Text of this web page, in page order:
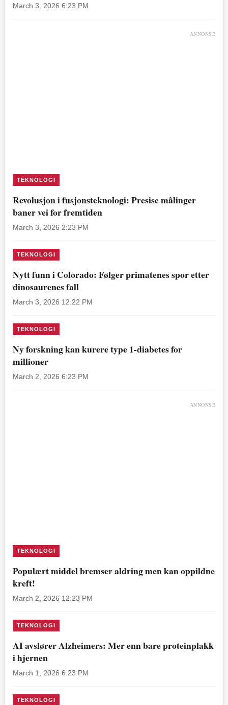
March 3, 2026 6:23 PM
ANNONSE
TEKNOLOGI
Revolusjon i fusjonsteknologi: Presise målinger
baner vei for fremtiden
March 3, 2026 2:23 PM
TEKNOLOGI
Nytt funn i Colorado: Følger primatenes spor etter
dinosaurenes fall
March 3, 2026 12:22 PM
TEKNOLOGI
Ny forskning kan kurere type 1-diabetes for
millioner
March 2, 2026 6:23 PM
ANNONSE
TEKNOLOGI
Populært middel bremser aldring men kan oppildne
kreft!
March 2, 2026 12:23 PM
TEKNOLOGI
AI avslører Alzheimers: Mer enn bare proteinplakk
i hjernen
March 1, 2026 6:23 PM
TEKNOLOGI